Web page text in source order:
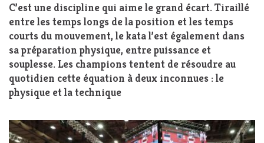
C’est une discipline qui aime le grand écart. Tiraillé
entre les temps longs de la position et les temps
courts du mouvement, le kata l’est également dans
sa préparation physique, entre puissance et
souplesse. Les champions tentent de résoudre au
quotidien cette équation à deux inconnues : le
physique et la technique